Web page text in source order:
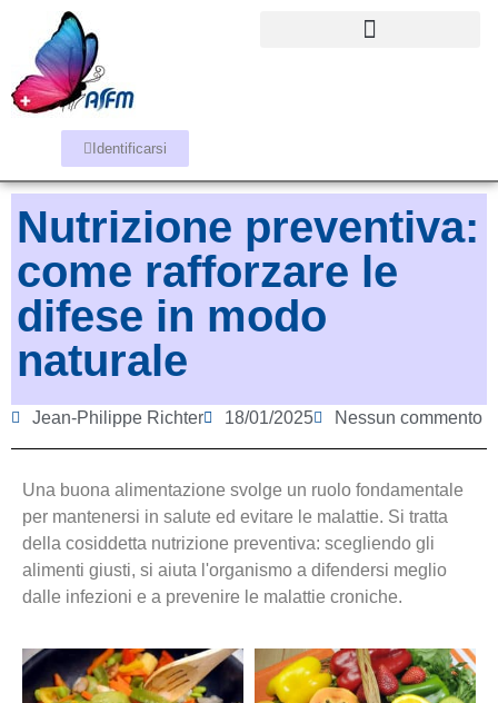
Identificarsi
Nutrizione preventiva:
come rafforzare le
difese in modo
naturale
Jean-Philippe Richter 18/01/2025 Nessun commento
Una buona alimentazione svolge un ruolo fondamentale
per mantenersi in salute ed evitare le malattie. Si tratta
della cosiddetta nutrizione preventiva: scegliendo gli
alimenti giusti, si aiuta l'organismo a difendersi meglio
dalle infezioni e a prevenire le malattie croniche.